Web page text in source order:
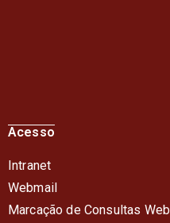
Acesso
Intranet
Webmail
Marcação de Consultas Web